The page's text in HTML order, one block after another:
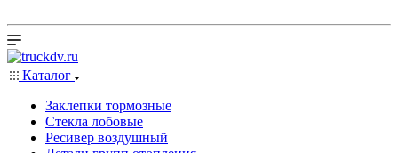
Каталог
Заклепки тормозные
Стекла лобовые
Ресивер воздушный